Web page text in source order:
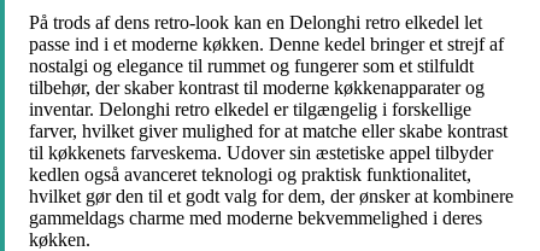
På trods af dens retro-look kan en Delonghi retro elkedel let
passe ind i et moderne køkken. Denne kedel bringer et strejf af
nostalgi og elegance til rummet og fungerer som et stilfuldt
tilbehør, der skaber kontrast til moderne køkkenapparater og
inventar. Delonghi retro elkedel er tilgængelig i forskellige
farver, hvilket giver mulighed for at matche eller skabe kontrast
til køkkenets farveskema. Udover sin æstetiske appel tilbyder
kedlen også avanceret teknologi og praktisk funktionalitet,
hvilket gør den til et godt valg for dem, der ønsker at kombinere
gammeldags charme med moderne bekvemmelighed i deres
køkken.